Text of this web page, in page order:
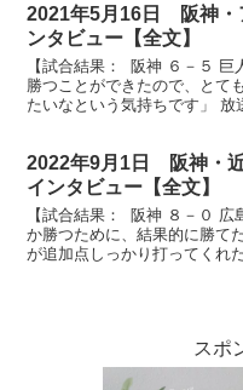
2021年5月16日 阪神
ンタビュー【全文】
【試合結果： 阪神 ６－５
勝つことができたので、とて
たいなという気持ちです」
2022年9月1日 阪神・
インタビュー【全文】
【試合結果： 阪神 ８－０ 広
か勝つために、結果的に勝て
が追加点しっかり打ってくれ
スポ